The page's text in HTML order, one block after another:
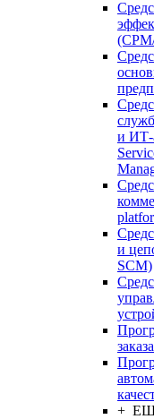
и ИТ-
и
SCM)
+